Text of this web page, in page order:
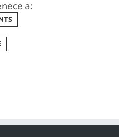
a: